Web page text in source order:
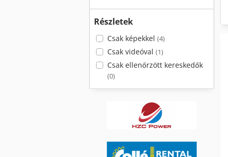
Részletek
Csak képekkel (4)
Csak videóval (1)
Csak ellenőrzött kereskedők
(0)